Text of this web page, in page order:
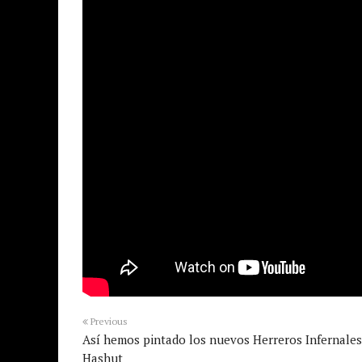
Previous
Así hemos pintado los nuevos Herreros
Hashut